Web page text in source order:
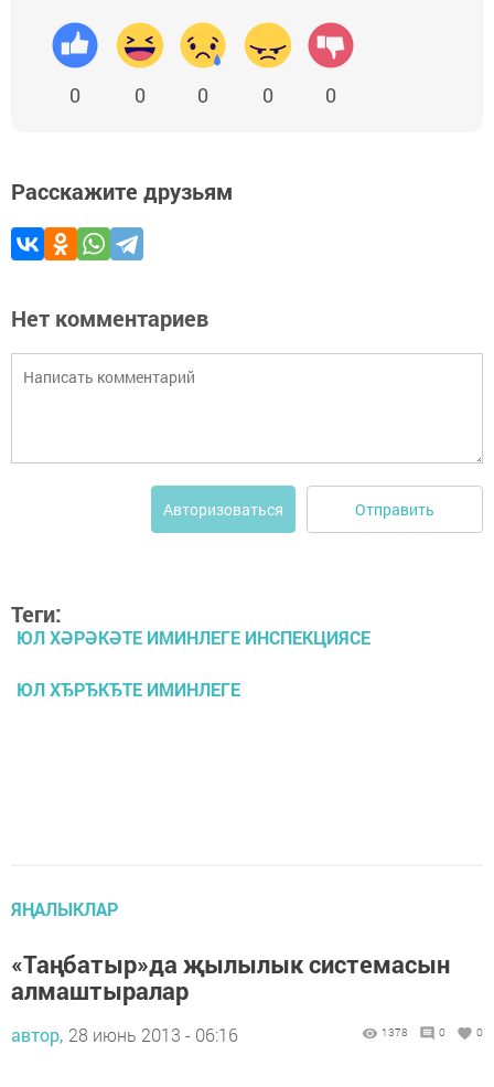
0 0 0 0 0
Расскажите друзьям
Нет комментариев
Авторизоваться Отправить
Теги:
ЮЛ ХӘРӘКӘТЕ ИМИНЛЕГЕ ИНСПЕКЦИЯСЕ
ЮЛ ХЂРЂКЂТЕ ИМИНЛЕГЕ
ЯҢАЛЫКЛАР
«Таңбатыр»да җылылык системасын
алмаштыралар
автор, 28 июнь 2013 - 06:16 1378 0 0